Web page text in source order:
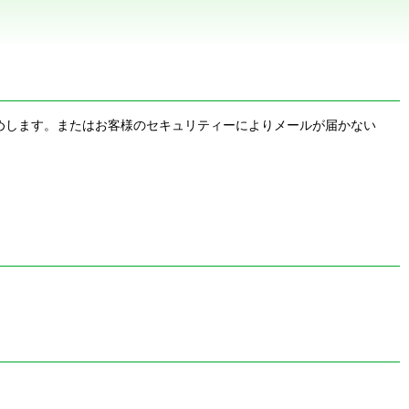
ます。またはお客様のセキュリティーによりメールが届かない